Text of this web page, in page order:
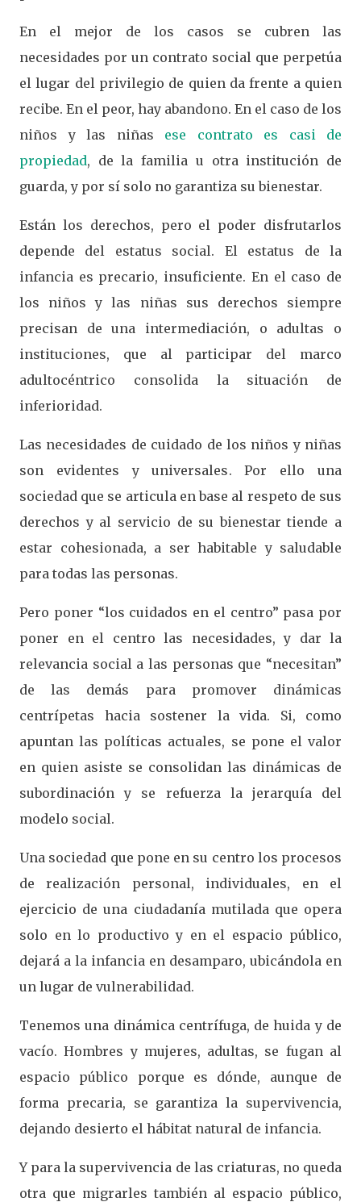
En el mejor de los casos se cubren las
necesidades por un contrato social que perpetúa
el lugar del privilegio de quien da frente a quien
recibe. En el peor, hay abandono. En el caso de los
niños y las niñas ese contrato es casi de
propiedad, de la familia u otra institución de
guarda, y por sí solo no garantiza su bienestar.
Están los derechos, pero el poder disfrutarlos
depende del estatus social. El estatus de la
infancia es precario, insuficiente. En el caso de
los niños y las niñas sus derechos siempre
precisan de una intermediación, o adultas o
instituciones, que al participar del marco
adultocéntrico consolida la situación de
inferioridad.
Las necesidades de cuidado de los niños y niñas
son evidentes y universales. Por ello una
sociedad que se articula en base al respeto de sus
derechos y al servicio de su bienestar tiende a
estar cohesionada, a ser habitable y saludable
para todas las personas.
Pero poner “los cuidados en el centro” pasa por
poner en el centro las necesidades, y dar la
relevancia social a las personas que “necesitan”
de las demás para promover dinámicas
centrípetas hacia sostener la vida. Si, como
apuntan las políticas actuales, se pone el valor
en quien asiste se consolidan las dinámicas de
subordinación y se refuerza la jerarquía del
modelo social.
Una sociedad que pone en su centro los procesos
de realización personal, individuales, en el
ejercicio de una ciudadanía mutilada que opera
solo en lo productivo y en el espacio público,
dejará a la infancia en desamparo, ubicándola en
un lugar de vulnerabilidad.
Tenemos una dinámica centrífuga, de huida y de
vacío. Hombres y mujeres, adultas, se fugan al
espacio público porque es dónde, aunque de
forma precaria, se garantiza la supervivencia,
dejando desierto el hábitat natural de infancia.
Y para la supervivencia de las criaturas, no queda
otra que migrarles también al espacio público,